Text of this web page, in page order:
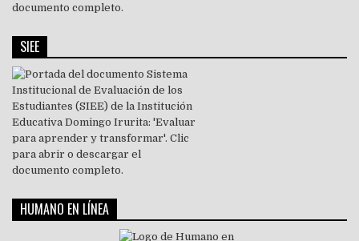
SIEE
HUMANO EN LÍNEA